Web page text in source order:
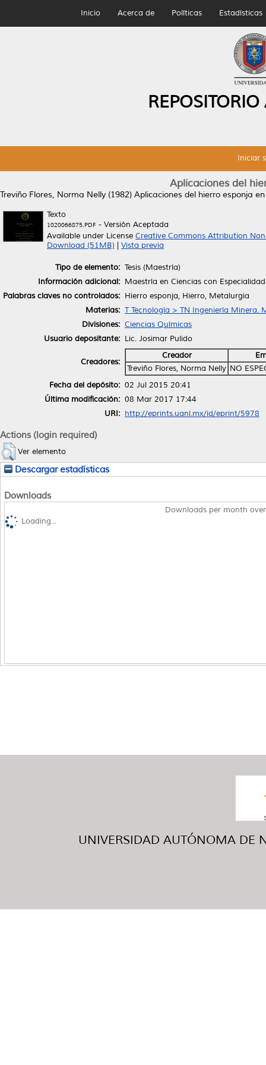
Inicio Acerca de Políticas Estadísticas
Iniciar
Aplicaciones del
Treviño Flores, Norma Nelly (1982) Aplicaciones del hierro esponja
Texto
1020066875.PDF - Versión Aceptada
Available under License Creative Commons Attribution
Download (51MB)
Vista previa
Tipo de elemento: Tesis (Maestría)
Información adicional: Maestría en Ciencias con
Palabras claves no controlados: Hierro esponja, Hierro, Metalurgia
Materias: T Tecnología > TN Ingeniería Minera.
Divisiones: Ciencias Químicas
Usuario depositante: Lic. Josimar Pulido
Creadores:
Creador
Treviño Flores, Norma Nelly NO
Fecha del depósito: 02 Jul 2015 20:41
Última modificación: 08 Mar 2017 17:44
URI: http://eprints.uanl.mx/id/eprint/5978
Actions (login required)
Ver elemento
Descargar estadísticas
Downloads
Downloads per month
Loading...
UNIVERSIDAD AUTÓNOMA DE